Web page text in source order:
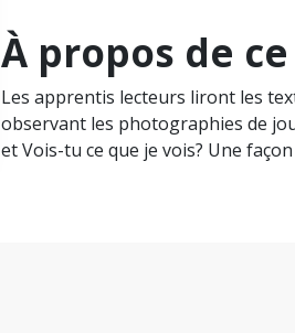
À propos de
Les apprentis lecteurs liront les
observant les photographies de
et Vois-tu ce que je vois? Une